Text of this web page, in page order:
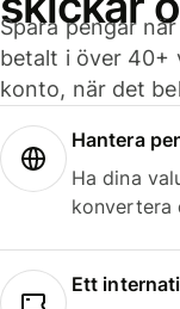
Spara pengar
betalt i över 40+
konto, när det
Hantera
Ha dina
konvertera
Ett